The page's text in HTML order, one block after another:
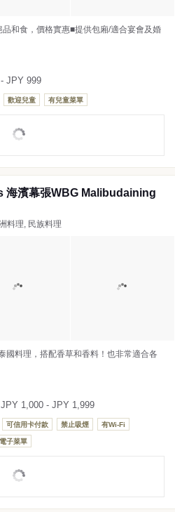
和食，價格實惠■提供包廂/適合宴會及婚
- JPY 999
歡迎兒童 有兒童菜單
海濱幕張WBG Malibudaining
料理, 民族料理
國料理，搭配香草和香料！也非常適合各
JPY 1,000 - JPY 1,999
可信用卡付款 禁止吸煙 有Wi-Fi
子菜單